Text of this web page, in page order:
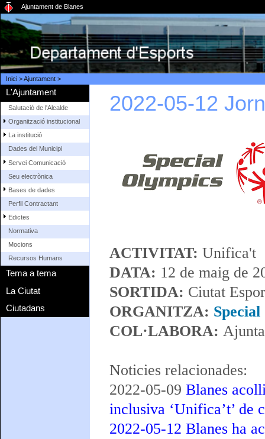
Ajuntament de Blanes
Inici>Ajuntament>
L'Ajuntament
Salutació de l'Alcalde
Organització institucional
La institució
Dades del Municipi
Servei Comunicació
Seu electrònica
Bases de dades
Perfil Contractant
Edictes
Normativa
Mocions
Recursos Humans
Tema a tema
La Ciutat
Ciutadans
2022-05-12
ACTIVITAT: Unifica't
DATA: 12 de maig de
SORTIDA: Ciutat
ORGANITZA:
COL·LABORA:
Noticies relacionades:
2022-05-09 Blanes
inclusiva ‘Unifica’t’ de
2022-05-12 Blanes ha